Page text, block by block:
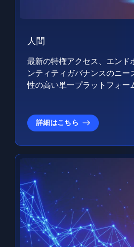
人間
最新の特権アクセス、エンド
ンティティガバナンスのニー
性の高い単一プラットフォー
詳細はこちら